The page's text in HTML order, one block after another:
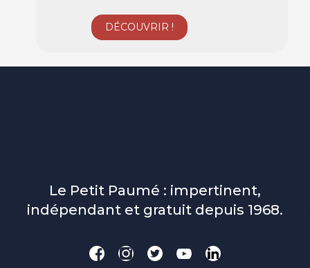
Le Petit Paumé : impertinent,
indépendant et gratuit depuis 1968.